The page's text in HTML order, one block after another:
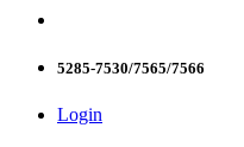
5285-7530/7565/7566
Login